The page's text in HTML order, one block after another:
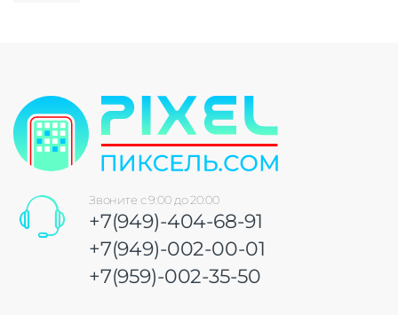
Звоните с 9:00 до 20:00
+7(949)-404-68-91
+7(949)-002-00-01
+7(959)-002-35-50